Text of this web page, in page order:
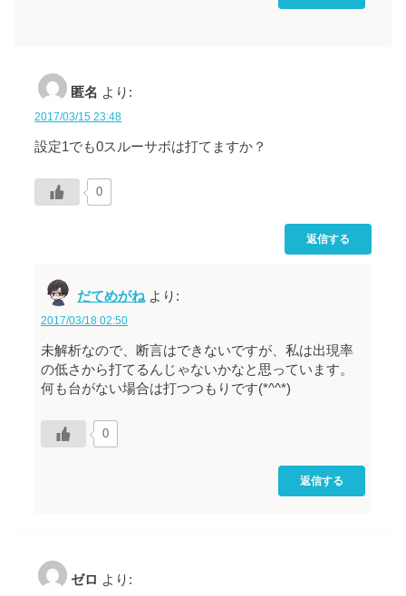
匿名 より:
2017/03/15 23:48
設定1でも0スルーサボは打てますか？
0
返信する
だてめがね より:
2017/03/18 02:50
未解析なので、断言はできないですが、私は出現率
の低さから打てるんじゃないかなと思っています。
何も台がない場合は打つつもりです(*^^*)
0
返信する
ゼロ より: